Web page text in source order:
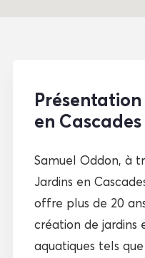
en Cascades
Samuel Oddon, à
Jardins en
offre plus de 20
création de jardins
aquatiques tels